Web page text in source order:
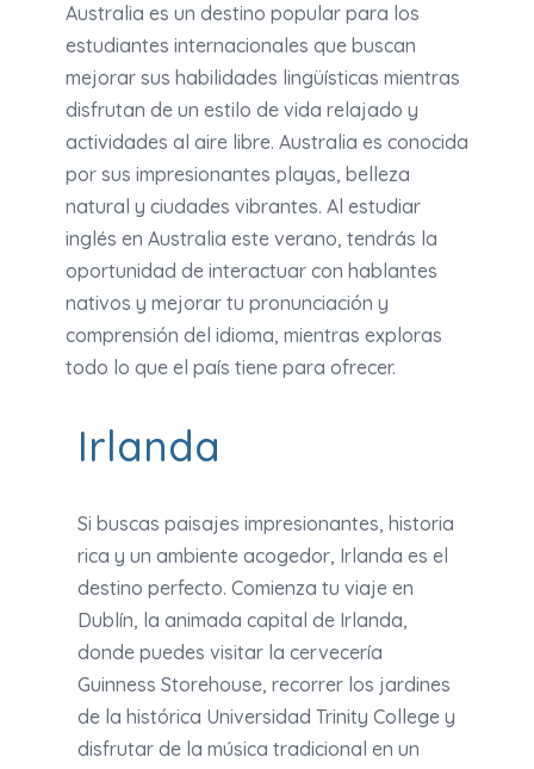
Australia es un destino popular para los
estudiantes internacionales que buscan
mejorar sus habilidades lingüísticas mientras
disfrutan de un estilo de vida relajado y
actividades al aire libre. Australia es conocida
por sus impresionantes playas, belleza
natural y ciudades vibrantes. Al estudiar
inglés en Australia este verano, tendrás la
oportunidad de interactuar con hablantes
nativos y mejorar tu pronunciación y
comprensión del idioma, mientras exploras
todo lo que el país tiene para ofrecer.
Irlanda
Si buscas paisajes impresionantes, historia
rica y un ambiente acogedor, Irlanda es el
destino perfecto. Comienza tu viaje en
Dublín, la animada capital de Irlanda,
donde puedes visitar la cervecería
Guinness Storehouse, recorrer los jardines
de la histórica Universidad Trinity College y
disfrutar de la música tradicional en un